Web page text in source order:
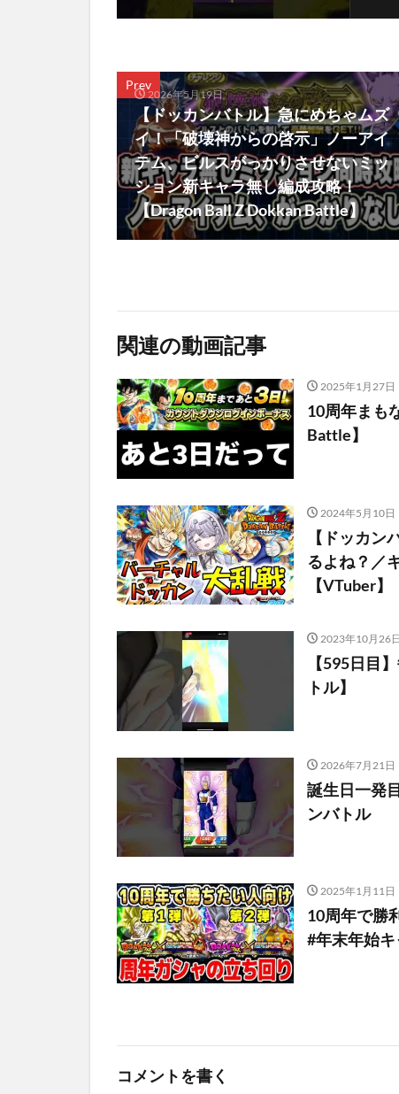
Prev
2026年5月19日
【ドッカンバトル】急にめちゃムズ
イ！「破壊神からの啓示」ノーアイ
テム、ビルスがっかりさせないミッ
ション新キャラ無し編成攻略！
【Dragon Ball Z Dokkan Battle】
関連の動画記事
2025年1月27日
10周年まも
Battle】
2024年5月10日
【ドッカン
るよね？／
【VTuber
2023年10月26日
【595日目
トル】
2026年7月21日
誕生日一発
ンバトル
2025年1月11日
10周年で勝
#年末年始キ
コメントを書く